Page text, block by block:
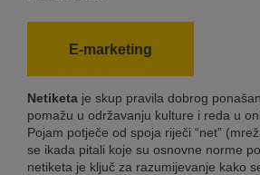
E-marketing
Netiketa je skup pravila dobrog
pomažu u održavanju kulture i reda u
Pojam potječe od spoja riječi “net”
se ikada pitali koje su osnovne norme
netiketa je ključ za razumijevanje kako